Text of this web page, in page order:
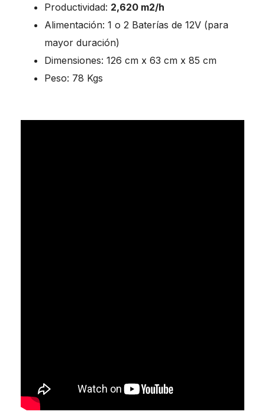
Productividad: 2,620 m2/h
Alimentación: 1 o 2 Baterías de 12V (para
mayor duración)
Dimensiones: 126 cm x 63 cm x 85 cm
Peso: 78 Kgs